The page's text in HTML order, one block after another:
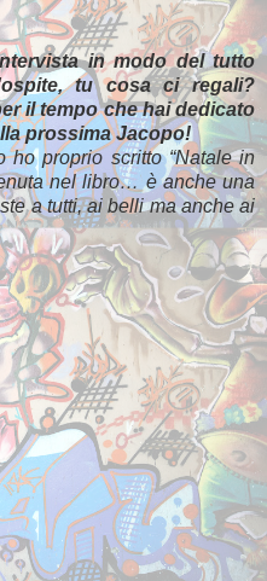
in modo del tutto
tu cosa ci regali?
il tempo che hai dedicato
prossima Jacopo!
proprio scritto “Natale in
nel libro… è anche una
a tutti, ai belli ma anche ai